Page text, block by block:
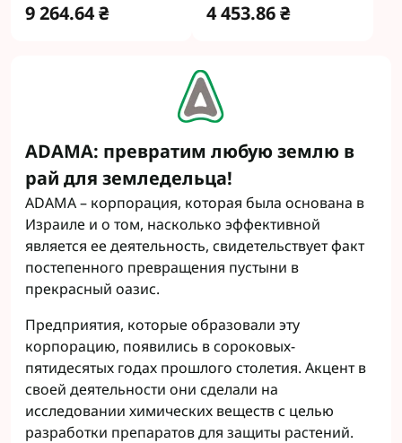
9 264.64 ₴ 4 453.86 ₴
ADAMA: превратим любую землю в
рай для земледельца!
ADAMA – корпорация, которая была основана в
Израиле и о том, насколько эффективной
является ее деятельность, свидетельствует факт
постепенного превращения пустыни в
прекрасный оазис.
Предприятия, которые образовали эту
корпорацию, появились в сороковых-
пятидесятых годах прошлого столетия. Акцент в
своей деятельности они сделали на
исследовании химических веществ с целью
разработки препаратов для защиты растений.